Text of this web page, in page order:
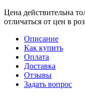
Цена действительна
отличаться от цен в
Описание
Как купить
Оплата
Доставка
Отзывы
Задать вопрос